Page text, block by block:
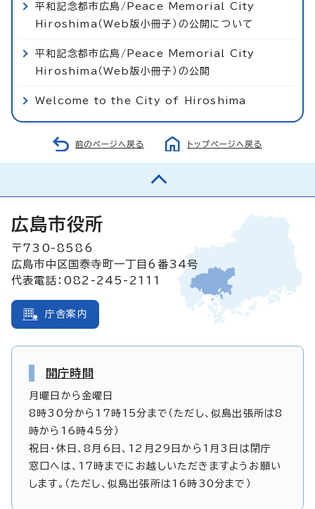
平和記念都市広島/Peace Memorial City
Hiroshima（Web版小冊子）の公開について
平和記念都市広島/Peace Memorial City
Hiroshima（Web版小冊子）の公開
Welcome to the City of Hiroshima
前のページへ戻る トップページへ戻る
広島市役所
〒730-8586
広島市中区国泰寺町一丁目6番34号
代表電話：082-245-2111
庁舎案内
開庁時間
月曜日から金曜日
8時30分から17時15分まで（ただし、似島出張所は8
時から16時45分）
祝日・休日、8月6日、12月29日から1月3日は閉庁
窓口へは、17時までにお越しいただきますようお願い
します。（ただし、似島出張所は16時30分まで）